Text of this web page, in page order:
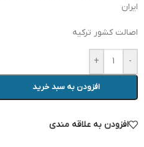
ایران
اصالت کشور ترکیه
-
+
افزودن به سبد خرید
افزودن به علاقه مندی